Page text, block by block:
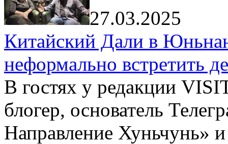
27.03.2025
Китайский Дали в
неформально встретить
В гостях у редакции
блогер, основатель
Направление Хуньчунь»